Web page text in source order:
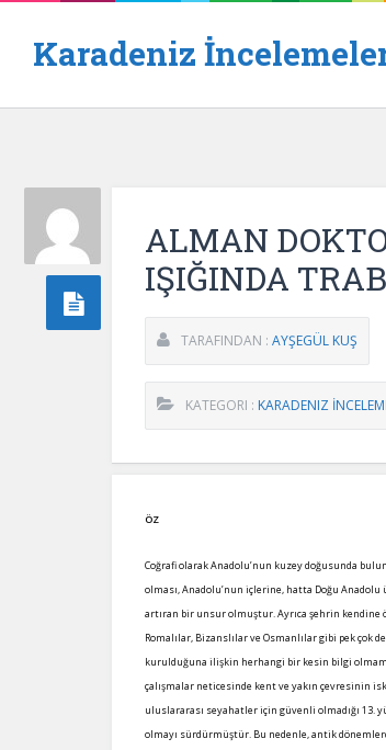
Karadeniz
ALMAN
IŞIĞINDA
TARAFINDAN : AYŞEGÜL KUŞ
KATEGORI : KARADENIZ
ÖZ
Coğrafi olarak Anadolu’nun kuzey doğusunda
olması, Anadolu’nun içlerine, hatta Doğu
artıran bir unsur olmuştur. Ayrıca şehrin
Romalılar, Bizanslılar ve Osmanlılar gibi pek
kurulduğuna ilişkin herhangi bir kesin bilgi
çalışmalar neticesinde kent ve yakın çevresinin
uluslararası seyahatler için güvenli olmadığı 13.
olmayı sürdürmüştür. Bu nedenle, antik